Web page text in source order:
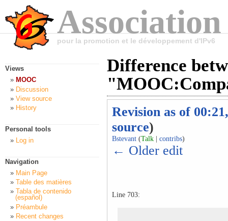
pour la promotion et le développement d'IPv6
Difference
Revision as of
source)
Bstevant (Talk contribs)
← Older edit
Line 703:
Views
MOOC
Discussion
View source
History
Personal tools
Log in
Navigation
Main Page
Table des matières
Tabla de contenido
(español)
Préambule
Recent changes